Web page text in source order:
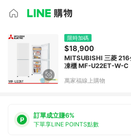
限時加碼
$18,900
MITSUBISHI 三菱
凍櫃 MF-U22ET-W-C
萬家福線上購物
訂單成立賺6%
下單享LINE POINTS點數